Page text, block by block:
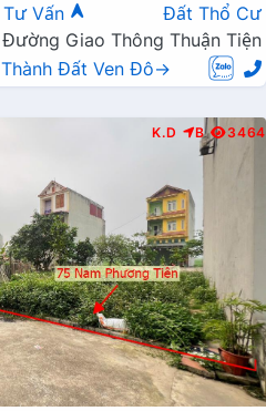
Tư Vấn
Đất Thổ Cư
Đường Giao Thông Thuận Tiện
Thành Đất Ven Đô→
K.D B 3464